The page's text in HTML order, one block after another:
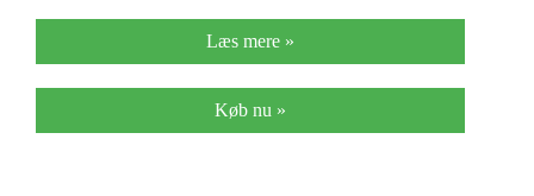
Læs mere »
Køb nu »